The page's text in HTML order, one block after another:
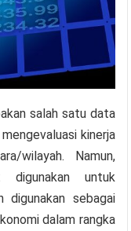
salah satu data
kinerja
wilayah. Namun,
untuk
digunakan sebagai
dalam rangka